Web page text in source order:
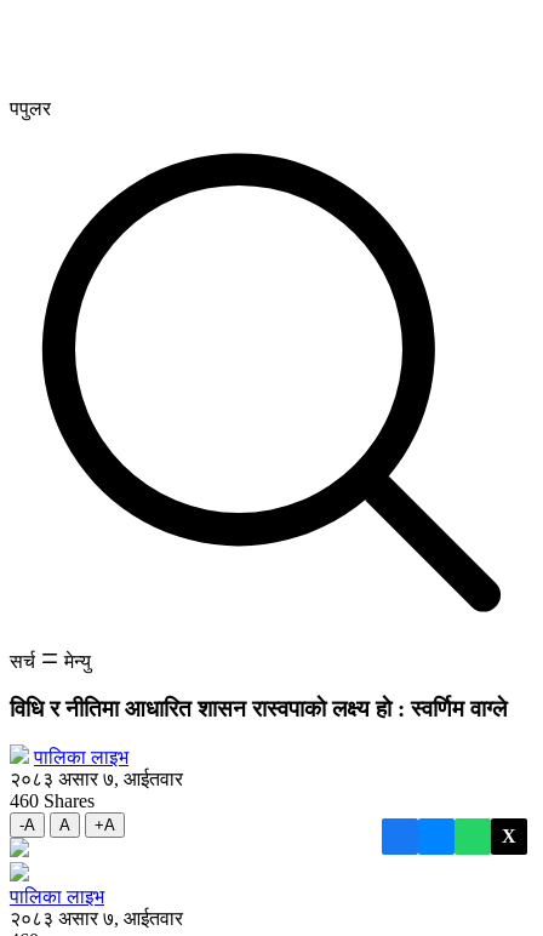
पपुलर
सर्च मेन्यु
विधि र नीतिमाआधारित शासन रास्वपाकाे लक्ष्य हाे : स्वर्णिम वाग्ले
पालिका लाइभ
२०८३ असार ७, आईतवार
460 Shares
X
-A A +A
पालिका लाइभ
२०८३ असार ७, आईतवार